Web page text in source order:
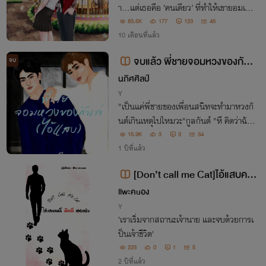
า...แต่เธอคือ ‘คนเดียว’ ที่ทำให้เขายอมเปลี่
ยนตัวเองจากเสือ...กลายเป็นแมว... “ตั้งแ
ต่เจอเธอ... ชีวิตผมก็ไม่ต้องการอะไร ไอ้แส
83.6K 177 123 45
10 เดือนที่แล้ว
จบ
จบแล้ว พี่ชายจอมหวงของกันต์
(ไอ้แสบ) มีebook
นภิศศิลป์
Y
"เป็นแค่พี่ชายของเพื่อนสนิทจะทำมาหวงกั
นต์เกินเหตุไปไหมวะ"กูลกันต์ "หึ คิดว่าฉันอ
ยากสนใจไอ้ตัวแสบหน้าดื้ออย่างเธอมากรึไ
งกันต์"เจ้าทัพ “พี่ทัพ!น้องชายแท้ ๆพี่ชื่่อเจ้า
15.9K 3 3 34
1 ปีที่แล้ว
[Don’t call me Cat]ไอ้แสบคน
นี้ เมียพี่เองครับ
llwะคuอง
Y
'เราเริ่มจากสถานะเจ้านาย และจบด้วยการเ
ป็นเจ้าชีวิต'
223 0 1 5
2 ปีที่แล้ว